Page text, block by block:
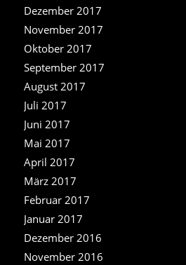
Dezember 2017
November 2017
Oktober 2017
September 2017
August 2017
Juli 2017
Juni 2017
Mai 2017
April 2017
März 2017
Februar 2017
Januar 2017
Dezember 2016
November 2016